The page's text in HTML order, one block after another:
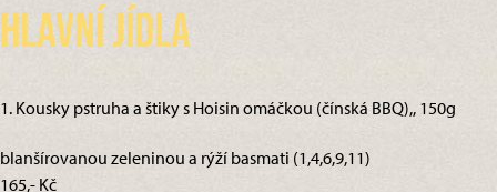
Hlavní jídla
1. Kousky pstruha a štiky s Hoisin omáčkou (čínská BBQ),, 150g
blanšírovanou zeleninou a rýží basmati (1,4,6,9,11)
165,- Kč